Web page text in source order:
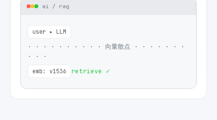
ai / rag
user ▸ LLM
· · · · · · · · · · 向量散点 · · · · ·
· ·
· · ·
emb: v1536 retrieve ✓